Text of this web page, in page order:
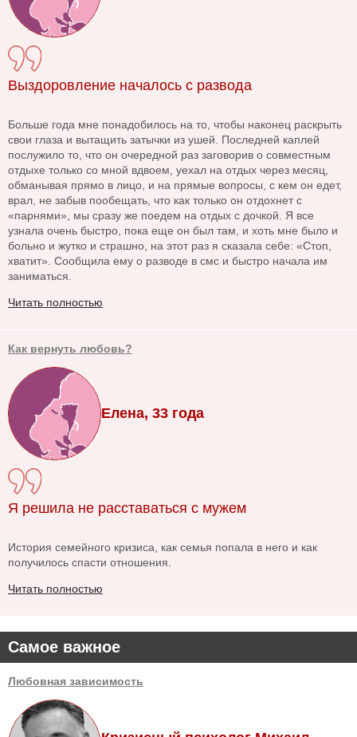
Самое важное
Любовная зависимость
Выздоровление началось с развода
Больше года мне понадобилось на то, чтобы наконец раскрыть
свои глаза и вытащить затычки из ушей. Последней каплей
послужило то, что он очередной раз заговорив о совместным
отдыхе только со мной вдвоем, уехал на отдых через месяц,
обманывая прямо в лицо, и на прямые вопросы, с кем он едет,
врал, не забыв пообещать, что как только он отдохнет с
«парнями», мы сразу же поедем на отдых с дочкой. Я все
узнала очень быстро, пока еще он был там, и хоть мне было и
больно и жутко и страшно, на этот раз я сказала себе: «Стоп,
хватит». Сообщила ему о разводе в смс и быстро начала им
заниматься.
Читать полностью
Как вернуть любовь?
Елена, 33 года
Я решила не расставаться с мужем
История семейного кризиса, как семья попала в него и как
получилось спасти отношения.
Читать полностью